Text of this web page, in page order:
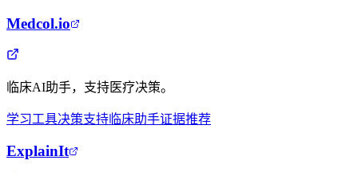
Medcol.io
临床AI助手，支持医疗决策。
学习工具决策支持 临床助手证据推荐
ExplainIt